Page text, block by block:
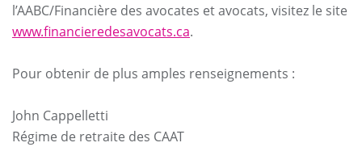
l’AABC/Financière des avocates et avocats, visitez le site
www.financieredesavocats.ca.
Pour obtenir de plus amples renseignements :
John Cappelletti
Régime de retraite des CAAT